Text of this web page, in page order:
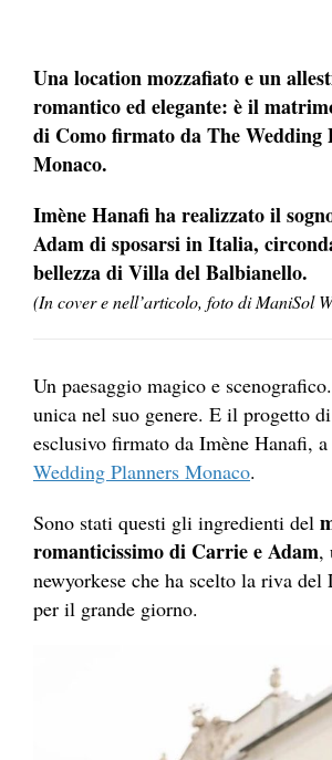
Una location mozzafiato e un
romantico ed elegante: è il
di Como firmato da The Wedding
Monaco.
Imène Hanafi ha realizzato il
Adam di sposarsi in Italia,
bellezza di Villa del Balbianello.
(In cover e nell’articolo, foto di ManiSol
Un paesaggio magico e
unica nel suo genere. E il progetto
esclusivo firmato da Imène Hanafi,
Wedding Planners Monaco.
Sono stati questi gli ingredienti del
romanticissimo di Carrie e Adam,
newyorkese che ha scelto la riva
per il grande giorno.